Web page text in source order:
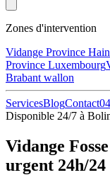
Zones d'intervention
Vidange Province
Province Luxembourg
Brabant wallon
ServicesBlogContact
Disponible 24/7 à
Vidange
urgent 24h/24